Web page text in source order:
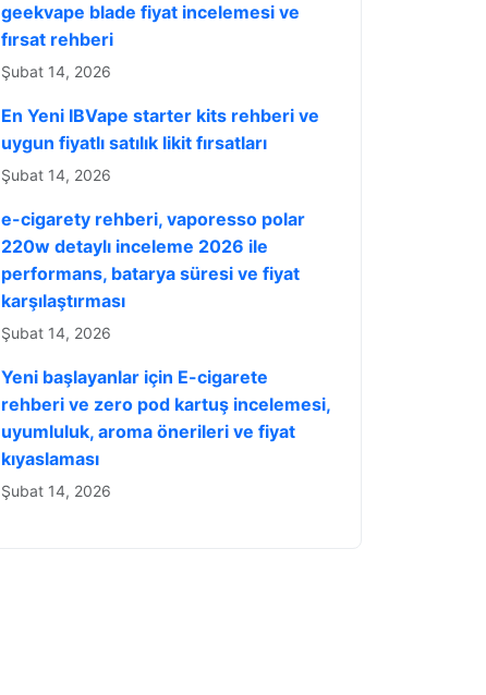
geekvape blade fiyat incelemesi ve
fırsat rehberi
Şubat 14, 2026
En Yeni IBVape starter kits rehberi ve
uygun fiyatlı satılık likit fırsatları
Şubat 14, 2026
e-cigarety rehberi, vaporesso polar
220w detaylı inceleme 2026 ile
performans, batarya süresi ve fiyat
karşılaştırması
Şubat 14, 2026
Yeni başlayanlar için E-cigarete
rehberi ve zero pod kartuş incelemesi,
uyumluluk, aroma önerileri ve fiyat
kıyaslaması
Şubat 14, 2026